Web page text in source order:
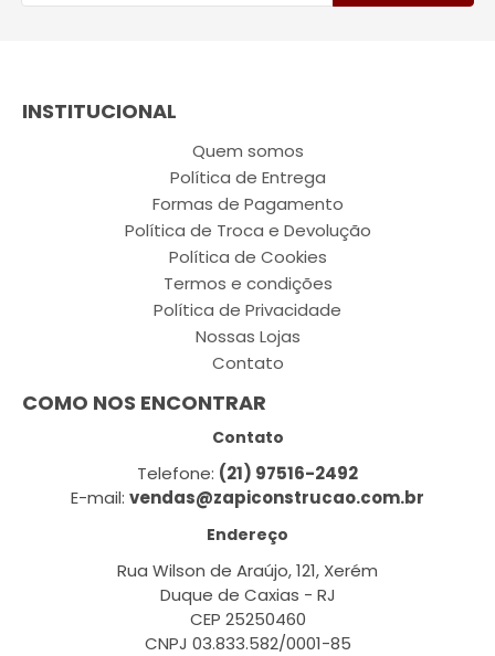
INSTITUCIONAL
Quem somos
Política de Entrega
Formas de Pagamento
Política de Troca e Devolução
Política de Cookies
Termos e condições
Política de Privacidade
Nossas Lojas
Contato
COMO NOS ENCONTRAR
Contato
Telefone: (21) 97516-2492
E-mail: vendas@zapiconstrucao.com.br
Endereço
Rua Wilson de Araújo, 121, Xerém
Duque de Caxias - RJ
CEP 25250460
CNPJ 03.833.582/0001-85